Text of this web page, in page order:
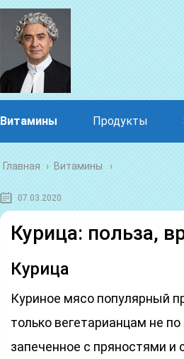
Витамины Продукты
Главная › Витамины
07.03.2020
Курица: польза,
Курица
Куриное мясо популярный
только вегетарианцам не
запеченное с пряностями